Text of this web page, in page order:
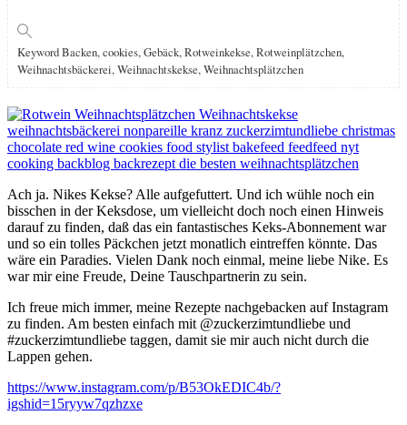
KeywordBacken, cookies, Gebäck, Rotweinkekse, Rotweinplätzchen,
Weihnachtsbäckerei, Weihnachtskekse, Weihnachtsplätzchen
Ach ja. Nikes Kekse? Alle aufgefuttert. Und ich wühle noch ein
bisschen in der Keksdose, um vielleicht doch noch einen Hinweis
darauf zu finden, daß das ein fantastisches Keks-Abonnement war
und so ein tolles Päckchen jetzt monatlich eintreffen könnte. Das
wäre ein Paradies. Vielen Dank noch einmal, meine liebe Nike. Es
war mir eine Freude, Deine Tauschpartnerin zu sein.
Ich freue mich immer, meine Rezepte nachgebacken auf Instagram
zu finden. Am besten einfach mit @zuckerzimtundliebe und
#zuckerzimtundliebe taggen, damit sie mir auch nicht durch die
Lappen gehen.
https://www.instagram.com/p/B53OkEDIC4b/?
igshid=15ryyw7qzhzxe